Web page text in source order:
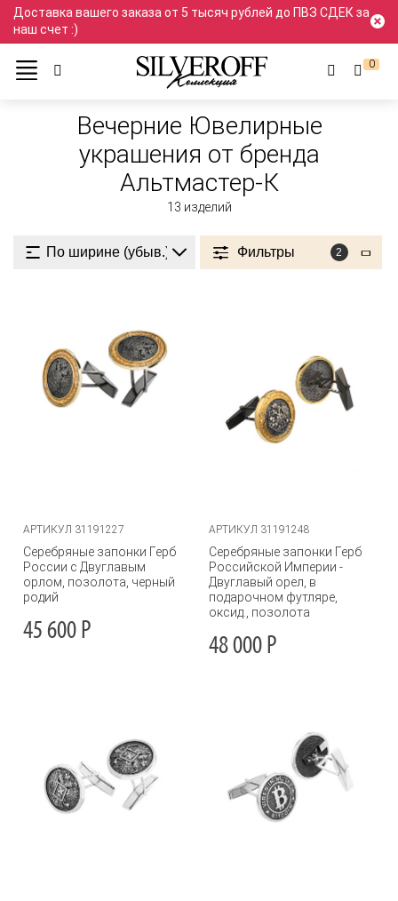
Доставка вашего заказа от 5 тысяч рублей до ПВЗ СДЕК за
наш счет :)
0
Ювелирные украшения
Вечерний стиль
Вечерние Ювелирные
украшения от бренда
Альтмастер-К
13 изделий
Фильтры 2
АРТИКУЛ 31191227
Серебряные запонки Герб
России с Двуглавым
орлом, позолота, черный
родий
45 600 Р
АРТИКУЛ 31191248
Серебряные запонки Герб
Российской Империи -
Двуглавый орел, в
подарочном футляре,
оксид., позолота
48 000 Р